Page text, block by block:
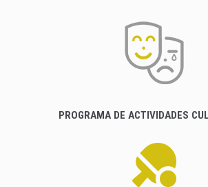
PROGRAMA DE ACTIVIDADES